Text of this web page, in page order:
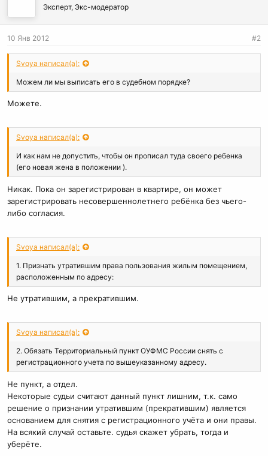
Эксперт, Экс-модератор
10 Янв 2012 #2
Svoya написал(а):
Можем ли мы выписать его в судебном порядке?
Можете.
Svoya написал(а):
И как нам не допустить, чтобы он прописал туда своего ребенка
(его новая жена в положении ).
Никак. Пока он зарегистрирован в квартире, он может
зарегистрировать несовершеннолетнего ребёнка без чьего-
либо согласия.
Svoya написал(а):
1. Признать утратившим права пользования жилым помещением,
расположенным по адресу:
Не утратившим, а прекратившим.
Svoya написал(а):
2. Обязать Территориальный пункт ОУФМС России снять с
регистрационного учета по вышеуказанному адресу.
Не пункт, а отдел.
Некоторые судьи считают данный пункт лишним, т.к. само
решение о признании утратившим (прекратившим) является
основанием для снятия с регистрационного учёта и они правы.
На всякий случай оставьте. судья скажет убрать, тогда и
уберёте.